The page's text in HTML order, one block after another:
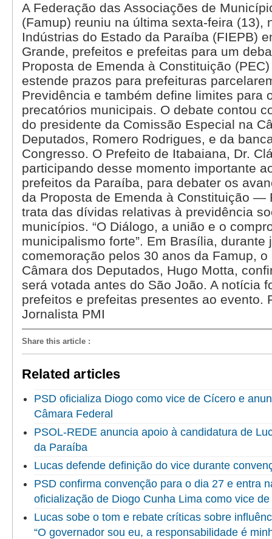
A Federação das Associações de
(Famup) reuniu na última sexta-feira (13),
Indústrias do Estado da Paraíba (FIEPB)
Grande, prefeitos e prefeitas para um
Proposta de Emenda à Constituição
estende prazos para prefeituras
Previdência e também define limites para
precatórios municipais. O debate contou
do presidente da Comissão Especial na
Deputados, Romero Rodrigues, e da
Congresso. O Prefeito de Itabaiana, Dr.
participando desse momento importante
prefeitos da Paraíba, para debater os
da Proposta de Emenda à Constituição —
trata das dívidas relativas à previdência
municípios. “O Diálogo, a união e o
municipalismo forte”. Em Brasília, durante
comemoração pelos 30 anos da Famup,
Câmara dos Deputados, Hugo Motta,
será votada antes do São João. A notícia
prefeitos e prefeitas presentes ao evento.
Jornalista PMI
Share this article :
Related articles
PSD oficializa Diogo como vice de Cícero e
Câmara Federal
PSOL-REDE anuncia apoio à candidatura de
da Paraíba
Lucas defende definição do vice durante
PSD confirma convenção para o dia 27 e entra
oficialização de Diogo Cunha Lima como vice
Lucas sobe o tom e rebate críticas sobre
“O governador sou eu, a responsabilidade é